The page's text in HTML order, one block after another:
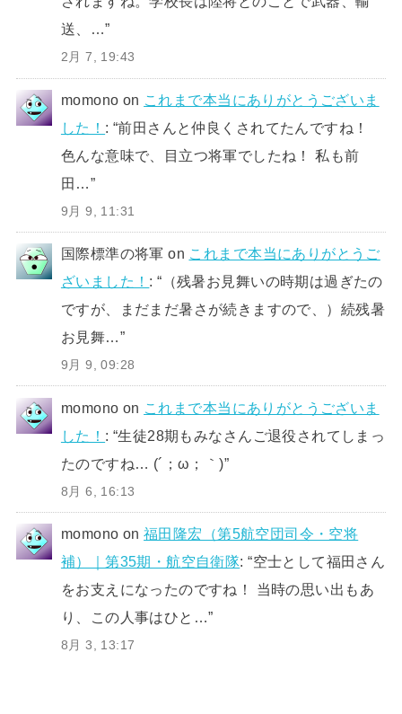
送、…”
2月 7, 19:43
momono on これまで本当にありがとうございま
した！ : “前田さんと仲良くされてたんですね！
色んな意味で、目立つ将軍でしたね！ 私も前
田…”
9月 9, 11:31
国際標準の将軍 on これまで本当にありがとうご
ざいました！ : “ （残暑お見舞いの時期は過ぎたの
ですが、まだまだ暑さが続きますので、）続残暑
お見舞…”
9月 9, 09:28
momono on これまで本当にありがとうございま
した！ : “生徒28期もみなさんご退役されてしまっ
たのですね… (´；ω；｀)”
8月 6, 16:13
momono on福田隆宏（第5航空団司令・空将
補）｜第35期・航空自衛隊: “空士として福田さん
をお支えになったのですね！ 当時の思い出もあ
り、この人事はひと…”
8月 3, 13:17